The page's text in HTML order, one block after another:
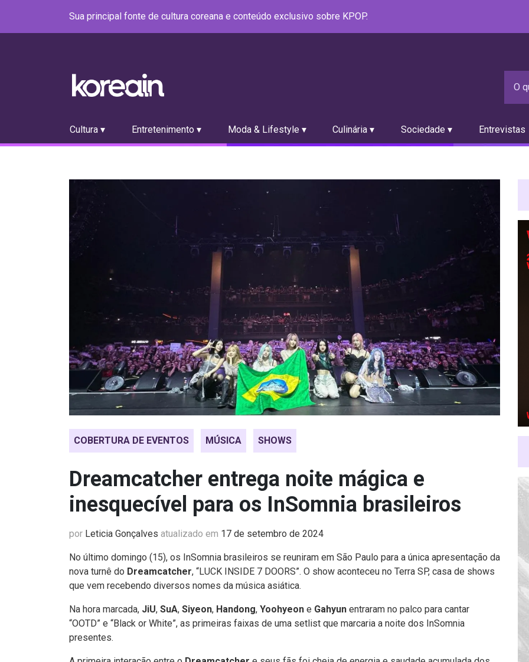
Sua principal fonte de cultura coreana e conteúdo exclusivo sobre KPOP.
Cultura ▾ Entretenimento ▾ Moda & Lifestyle ▾ Culinária ▾ Sociedade ▾ Entrevistas
COBERTURA DE EVENTOS MÚSICA SHOWS
Dreamcatcher entrega noite mágica e
inesquecível para os InSomnia brasileiros
por Leticia Gonçalves atualizado em 17 de setembro de 2024
No último domingo (15), os InSomnia brasileiros se reuniram em São Paulo para a única apresentação da
nova turnê do Dreamcatcher, “LUCK INSIDE 7 DOORS”. O show aconteceu no Terra SP, casa de shows
que vem recebendo diversos nomes da música asiática.
Na hora marcada, JiU, SuA, Siyeon, Handong, Yoohyeon e Gahyun entraram no palco para cantar
“OOTD” e “Black or White”, as primeiras faixas de uma setlist que marcaria a noite dos InSomnia
presentes.